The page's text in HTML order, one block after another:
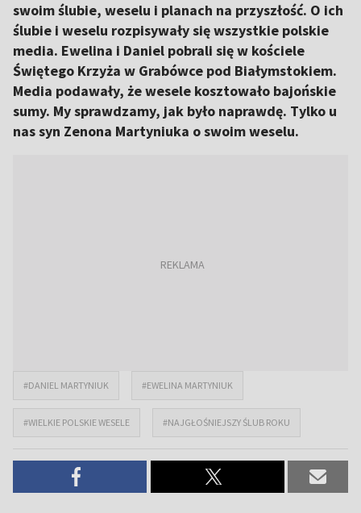
swoim ślubie, weselu i planach na przyszłość. O ich
ślubie i weselu rozpisywały się wszystkie polskie
media. Ewelina i Daniel pobrali się w kościele
Świętego Krzyża w Grabówce pod Białymstokiem.
Media podawały, że wesele kosztowało bajońskie
sumy. My sprawdzamy, jak było naprawdę. Tylko u
nas syn Zenona Martyniuka o swoim weselu.
#DANIEL MARTYNIUK #EWELINA MARTYNIUK
#WIELKIE POLSKIE WESELE #NAJGŁOŚNIEJSZY ŚLUB ROKU